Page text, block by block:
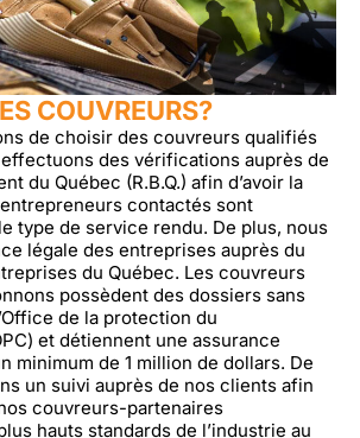
COUVREURS?
de choisir des couvreurs qualifiés
des vérifications auprès de
du Québec (R.B.Q.) afin d’avoir la
contactés sont
type de service rendu. De plus, nous
légale des entreprises auprès du
du Québec. Les couvreurs
possèdent des dossiers sans
de la protection du
et détiennent une assurance
minimum de 1 million de dollars. De
un suivi auprès de nos clients afin
couvreurs-partenaires
hauts standards de l’industrie au